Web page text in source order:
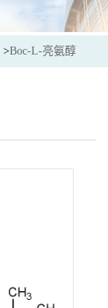
>Boc-L-亮氨醇